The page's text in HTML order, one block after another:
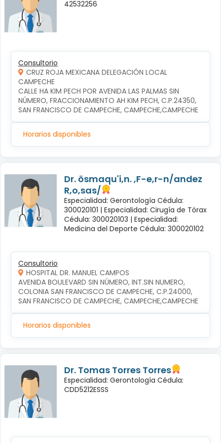
42532256
Consultorio
CRUZ ROJA MEXICANA DELEGACIÓN LOCAL
CAMPECHE
CALLE HA KIM PECH POR AVENIDA LAS PALMAS SIN
NÚMERO, FRACCIONAMIENTO AH KIM PECH, C.P.24350,
SAN FRANCISCO DE CAMPECHE, CAMPECHE,CAMPECHE
Horarios disponibles
Dr. ösmaqu'i,n. ,F-e,r-n/andez
R,o,sas/
Especialidad: Gerontología Cédula:
300020101 | Especialidad: Cirugía de Tórax
Cédula: 300020103 | Especialidad:
Medicina del Deporte Cédula: 300020102
Consultorio
HOSPITAL DR. MANUEL CAMPOS
AVENIDA BOULEVARD SIN NÚMERO, INT.SIN NUMERO,
COLONIA SAN FRANCISCO DE CAMPECHE, C.P.24000,
SAN FRANCISCO DE CAMPECHE, CAMPECHE,CAMPECHE
Horarios disponibles
Dr. Tomas Torres Torres
Especialidad: Gerontología Cédula:
CDD5212ESSS